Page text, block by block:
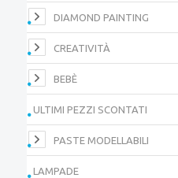
DIAMOND PAINTING
CREATIVITÀ
BEBÈ
ULTIMI PEZZI SCONTATI
PASTE MODELLABILI
LAMPADE